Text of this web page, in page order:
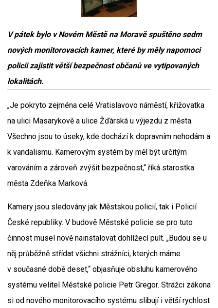
V pátek bylo v Novém Městě na Moravě spuštěno sedm
nových monitorovacích kamer, které by měly napomoci
policii zajistit větší bezpečnost občanů ve vytipovaných
lokalitách.
„Je pokryto zejména celé Vratislavovo náměstí, křižovatka
na ulici Masarykově a ulice Žďárská u výjezdu z města.
Všechno jsou to úseky, kde dochází k dopravním nehodám a
k vandalismu. Kamerovým systém by měl být určitým
varováním a zároveň zvýšit bezpečnost,“ říká starostka
města Zdeňka Marková.
Kamery jsou sledovány jak Městskou policií, tak i Policií
České republiky. V budově Městské policie se pro tuto
činnost musel nově nainstalovat dohlížecí pult. „Budou se u
něj průběžně střídat všichni strážníci, kterých máme
v současné době deset,“ objasňuje obsluhu kamerového
systému velitel Městské policie Petr Gregor. Strážci zákona
si od nového monitorovacího systému slibují i větší rychlost